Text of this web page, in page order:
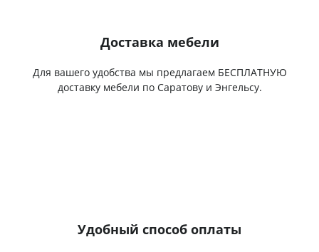
Доставка мебели
Для вашего удобства мы предлагаем БЕСПЛАТНУЮ
доставку мебели по Саратову и Энгельсу.
Удобный способ оплаты